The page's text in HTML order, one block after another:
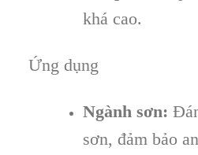
khá cao.
Ứng dụng
Ngành sơn:
sơn, đảm bảo